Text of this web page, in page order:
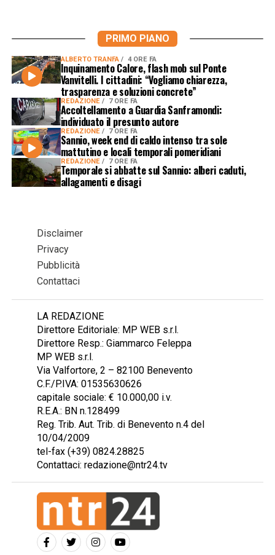
PRIMO PIANO
ALBERTO TRANFA 4 ORE FA
Inquinamento Calore, flash mob sul Ponte
Vanvitelli. I cittadini: “Vogliamo chiarezza,
trasparenza e soluzioni concrete”
REDAZIONE 7 ORE FA
Accoltellamento a Guardia Sanframondi:
individuato il presunto autore
REDAZIONE 7 ORE FA
Sannio, week end di caldo intenso tra sole
mattutino e locali temporali pomeridiani
REDAZIONE 7 ORE FA
Temporale si abbatte sul Sannio: alberi caduti,
allagamenti e disagi
Disclaimer
Privacy
Pubblicità
Contattaci
LA REDAZIONE
Direttore Editoriale: MP WEB s.r.l.
Direttore Resp.: Giammarco Feleppa
MP WEB s.r.l.
Via Valfortore, 2 – 82100 Benevento
C.F./P.IVA: 01535630626
capitale sociale: € 10.000,00 i.v.
R.E.A.: BN n.128499
Reg. Trib. Aut. Trib. di Benevento n.4 del
10/04/2009
tel-fax (+39) 0824.28825
Contattaci: redazione@ntr24.tv